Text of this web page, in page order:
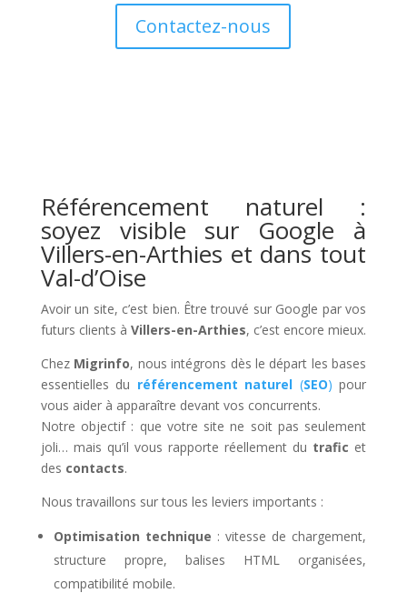
Contactez-nous
Référencement naturel :
soyez visible sur Google à
Villers-en-Arthies et dans tout
Val-d’Oise
Avoir un site, c’est bien. Être trouvé sur Google par vos
futurs clients à Villers-en-Arthies, c’est encore mieux.
Chez Migrinfo, nous intégrons dès le départ les bases
essentielles du référencement naturel (SEO) pour
vous aider à apparaître devant vos concurrents.
Notre objectif : que votre site ne soit pas seulement
joli… mais qu’il vous rapporte réellement du trafic et
des contacts.
Nous travaillons sur tous les leviers importants :
Optimisation technique : vitesse de chargement,
structure propre, balises HTML organisées,
compatibilité mobile.